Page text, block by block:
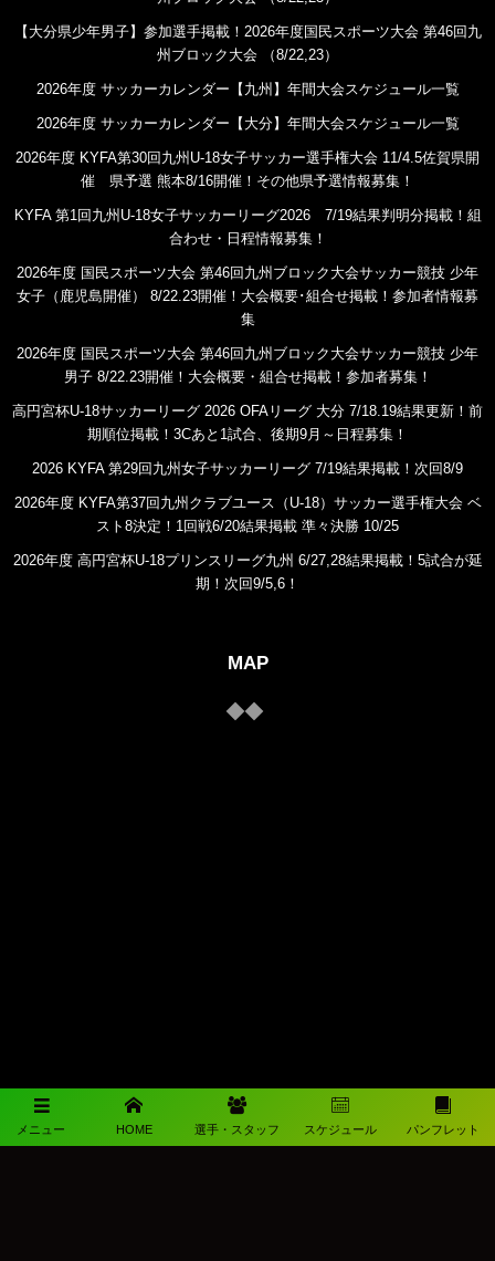
メニュー HOME 選手・スタッフ スケジュール パンフレット
【大分県少年男子】参加選手掲載！2026年度国民スポーツ大会 第46回九
州ブロック大会 （8/22,23）
2026年度 サッカーカレンダー【九州】年間大会スケジュール一覧
2026年度 サッカーカレンダー【大分】年間大会スケジュール一覧
2026年度 KYFA第30回九州U-18女子サッカー選手権大会 11/4.5佐賀県開
催 県予選 熊本8/16開催！その他県予選情報募集！
KYFA 第1回九州U-18女子サッカーリーグ2026 7/19結果判明分掲載！組
合わせ・日程情報募集！
2026年度 国民スポーツ大会 第46回九州ブロック大会サッカー競技 少年
女子（鹿児島開催） 8/22.23開催！大会概要･組合せ掲載！参加者情報募
集
2026年度 国民スポーツ大会 第46回九州ブロック大会サッカー競技 少年
男子 8/22.23開催！大会概要・組合せ掲載！参加者募集！
高円宮杯U-18サッカーリーグ 2026 OFAリーグ 大分 7/18.19結果更新！前
期順位掲載！3Cあと1試合、後期9月～日程募集！
2026 KYFA 第29回九州女子サッカーリーグ 7/19結果掲載！次回8/9
2026年度 KYFA第37回九州クラブユース（U-18）サッカー選手権大会 ベ
スト8決定！1回戦6/20結果掲載 準々決勝 10/25
2026年度 高円宮杯U-18プリンスリーグ九州 6/27,28結果掲載！5試合が延
期！次回9/5,6！
MAP